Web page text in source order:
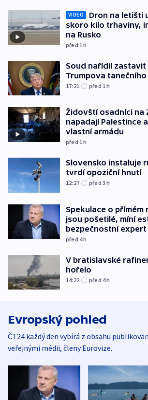
VIDEO
Dron na letišti
skoro kilo trhaviny,
na Rusko
před 1h
Soud nařídil zastavit
Trumpova tanečního
17:21 před 1h
Židovští osadníci na
napadají Palestince
vlastní armádu
před 1h
Slovensko instaluje
tvrdí opoziční hnutí
12:27 před 3h
Spekulace o přímém
jsou pošetilé, míní
bezpečnostní expert
před 4h
V bratislavské
hořelo
14:22 před 4h
Evropský pohled
ČT24 každý den vybírá z obsahu
veřejnými médii, členy Eurovize.